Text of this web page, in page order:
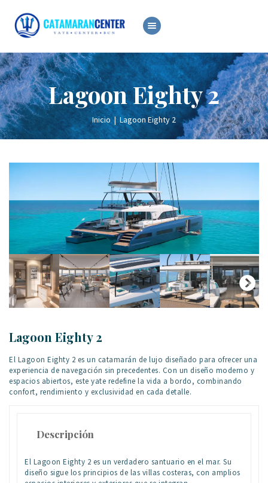
Lagoon Eighty 2
Inicio Lagoon Eighty 2
ALQUILER
VENTA
OCASIÓN
SERVICIOS
NOTICIAS
Lagoon Eighty 2
El Lagoon Eighty 2 es un catamarán de lujo diseñado para ofrecer una
experiencia de navegación sin precedentes. Con un diseño moderno y
espacios abiertos, este yate redefine la vida a bordo, combinando
confort, rendimiento y exclusividad en cada detalle.
Descripción
El Lagoon Eighty 2 es un verdadero santuario en el mar. Su
diseño sigue los principios de las villas costeras, con amplios